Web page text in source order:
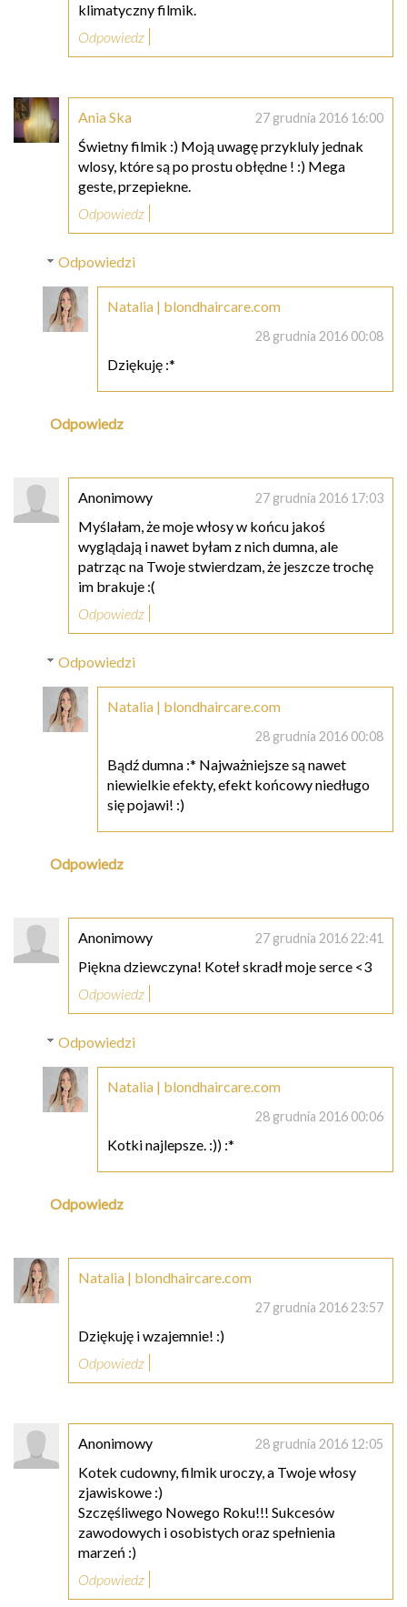
klimatyczny filmik.
Odpowiedz
Ania Ska 27 grudnia 2016 16:00
Świetny filmik :) Moją uwagę przykluly jednak
wlosy, które są po prostu obłędne ! :) Mega
geste, przepiekne.
Odpowiedz
Odpowiedzi
Natalia | blondhaircare.com
28 grudnia 2016 00:08
Dziękuję :*
Odpowiedz
Anonimowy 27 grudnia 2016 17:03
Myślałam, że moje włosy w końcu jakoś
wyglądają i nawet byłam z nich dumna, ale
patrząc na Twoje stwierdzam, że jeszcze trochę
im brakuje :(
Odpowiedz
Odpowiedzi
Natalia | blondhaircare.com
28 grudnia 2016 00:08
Bądź dumna :* Najważniejsze są nawet
niewielkie efekty, efekt końcowy niedługo
się pojawi! :)
Odpowiedz
Anonimowy 27 grudnia 2016 22:41
Piękna dziewczyna! Koteł skradł moje serce <3
Odpowiedz
Odpowiedzi
Natalia | blondhaircare.com
28 grudnia 2016 00:06
Kotki najlepsze. :)) :*
Odpowiedz
Natalia | blondhaircare.com
27 grudnia 2016 23:57
Dziękuję i wzajemnie! :)
Odpowiedz
Anonimowy 28 grudnia 2016 12:05
Kotek cudowny, filmik uroczy, a Twoje włosy
zjawiskowe :)
Szczęśliwego Nowego Roku!!! Sukcesów
zawodowych i osobistych oraz spełnienia
marzeń :)
Odpowiedz